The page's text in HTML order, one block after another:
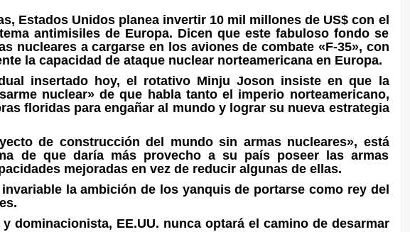
Estados Unidos planea invertir 10 mil millones de US$ con el
antimisiles de Europa. Dicen que este fabuloso fondo se
nucleares a cargarse en los aviones de combate «F-35», con
la capacidad de ataque nuclear norteamericana en Europa.
insertado hoy, el rotativo Minju Joson insiste en que la
nuclear» de que habla tanto el imperio norteamericano,
floridas para engañar al mundo y lograr su nueva estrategia
de construcción del mundo sin armas nucleares», está
de que daría más provecho a su país poseer las armas
mejoradas en vez de reducir algunas de ellas.
la ambición de los yanquis de portarse como rey del
dominacionista, EE.UU. nunca optará el camino de desarmar